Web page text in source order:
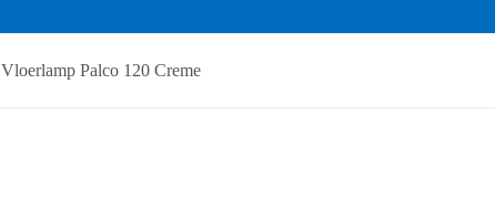
Vloerlamp Palco 120 Creme